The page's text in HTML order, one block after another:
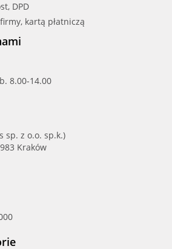
DPD
kartą płatniczą
8.00-14.00
sp. z o.o. sp.k.)
Kraków